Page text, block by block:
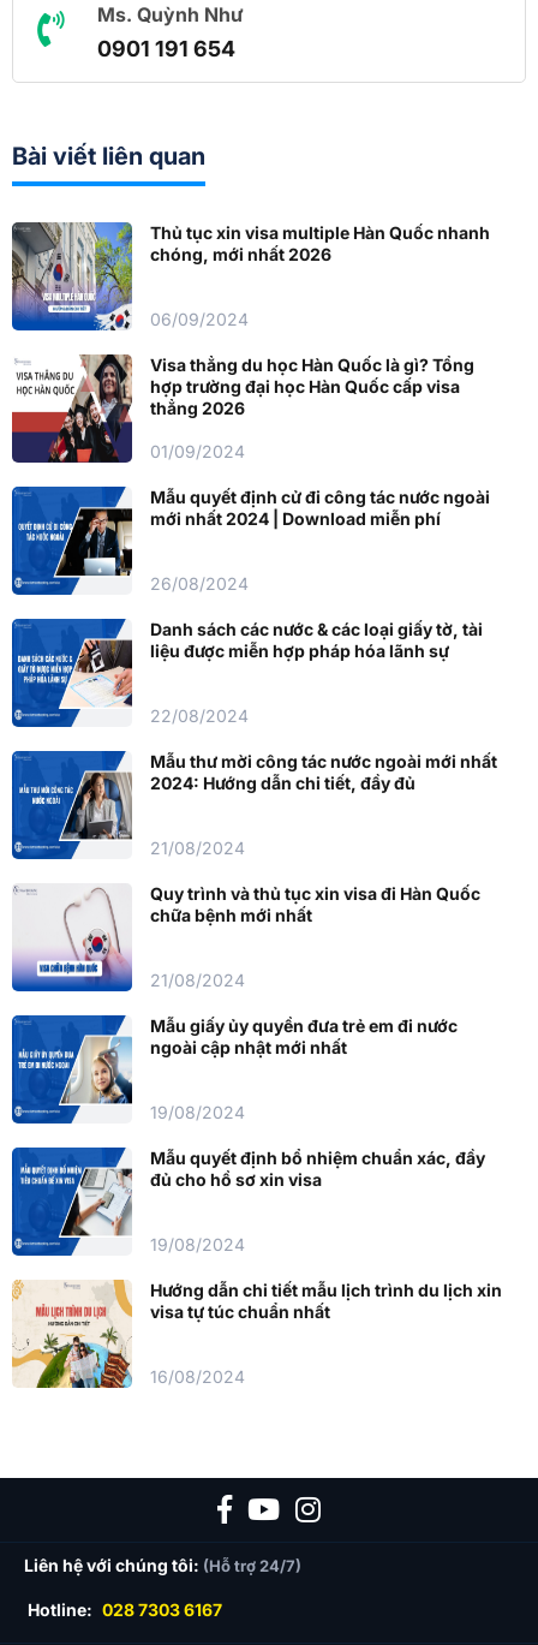
Ms. Quỳnh Như
0901 191 654
Bài viết liên quan
Thủ tục xin visa multiple Hàn Quốc nhanh
chóng, mới nhất 2026
06/09/2024
Visa thẳng du học Hàn Quốc là gì? Tổng
hợp trường đại học Hàn Quốc cấp visa
thẳng 2026
01/09/2024
Mẫu quyết định cử đi công tác nước ngoài
mới nhất 2024 | Download miễn phí
26/08/2024
Danh sách các nước & các loại giấy tờ, tài
liệu được miễn hợp pháp hóa lãnh sự
22/08/2024
Mẫu thư mời công tác nước ngoài mới nhất
2024: Hướng dẫn chi tiết, đầy đủ
21/08/2024
Quy trình và thủ tục xin visa đi Hàn Quốc
chữa bệnh mới nhất
21/08/2024
Mẫu giấy ủy quyền đưa trẻ em đi nước
ngoài cập nhật mới nhất
19/08/2024
Mẫu quyết định bổ nhiệm chuẩn xác, đầy
đủ cho hồ sơ xin visa
19/08/2024
Hướng dẫn chi tiết mẫu lịch trình du lịch xin
visa tự túc chuẩn nhất
16/08/2024
Liên hệ với chúng tôi: (Hỗ trợ 24/7)
Hotline: 028 7303 6167